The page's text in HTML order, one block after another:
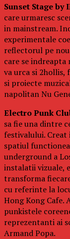
Sunset Stage by
care urmaresc
in mainstream.
experimentale
reflectorul pe
care se indreapta
va urca si
si proiecte
napolitan Nu
Electro Punk
sa fie una dintre
festivalului. Creat
spatiul
underground a
instalatii vizuale,
transforma
cu referinte la
Hong Kong Cafe.
punkistele
reprezentanti ai
Armand Popa.